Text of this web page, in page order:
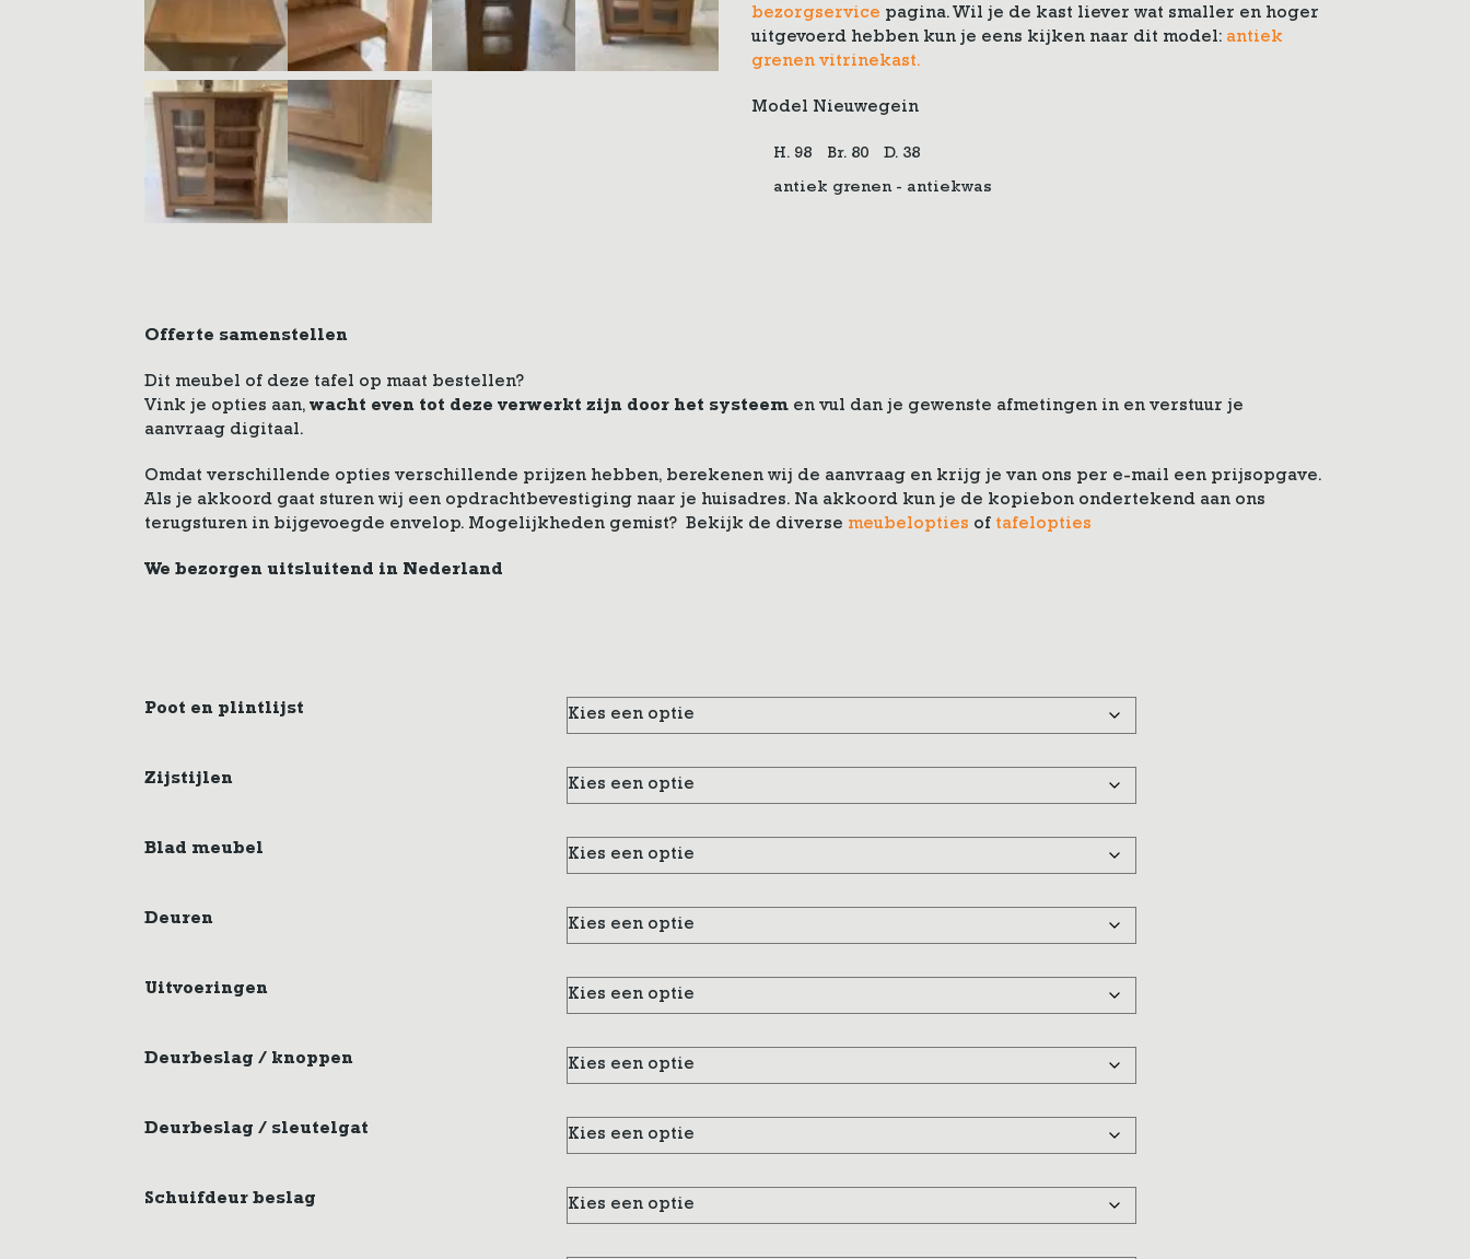
bezorgservice pagina. Wil je de kast liever wat smaller en hoger
uitgevoerd hebben kun je eens kijken naar dit model: antiek
grenen vitrinekast.
Model Nieuwegein
H. 98 Br. 80 D. 38
antiek grenen - antiekwas
Offerte samenstellen
Dit meubel of deze tafel op maat bestellen?
Vink je opties aan, wacht even tot deze verwerkt zijn door het systeem en vul dan je gewenste afmetingen in en verstuur je
aanvraag digitaal.
Omdat verschillende opties verschillende prijzen hebben, berekenen wij de aanvraag en krijg je van ons per e-mail een prijsopgave.
Als je akkoord gaat sturen wij een opdrachtbevestiging naar je huisadres. Na akkoord kun je de kopiebon ondertekend aan ons
terugsturen in bijgevoegde envelop. Mogelijkheden gemist? Bekijk de diverse meubelopties of tafelopties
We bezorgen uitsluitend in Nederland
Poot en plintlijst
Zijstijlen
Blad meubel
Deuren
Uitvoeringen
Deurbeslag / knoppen
Deurbeslag / sleutelgat
Schuifdeur beslag